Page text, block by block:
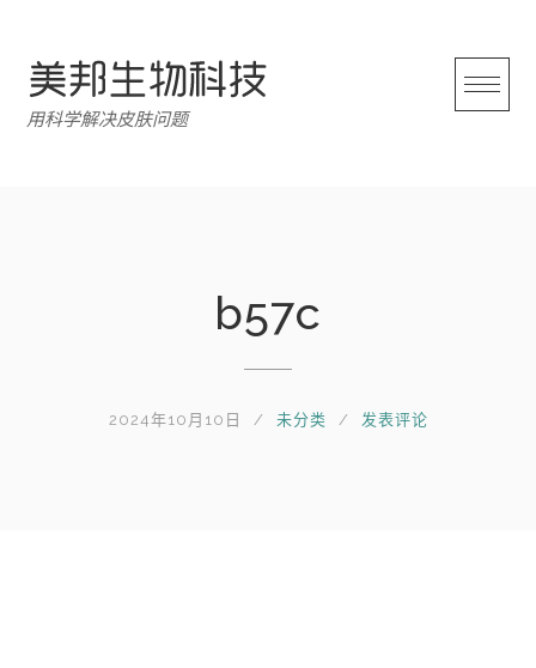
用科学解决皮肤问题
b57c
2024年10月10日 未分类 发表评论